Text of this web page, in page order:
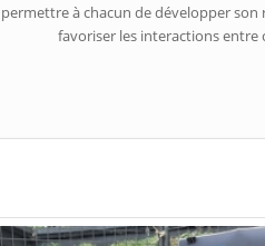
permettre à chacun de développer son
favoriser les interactions entre